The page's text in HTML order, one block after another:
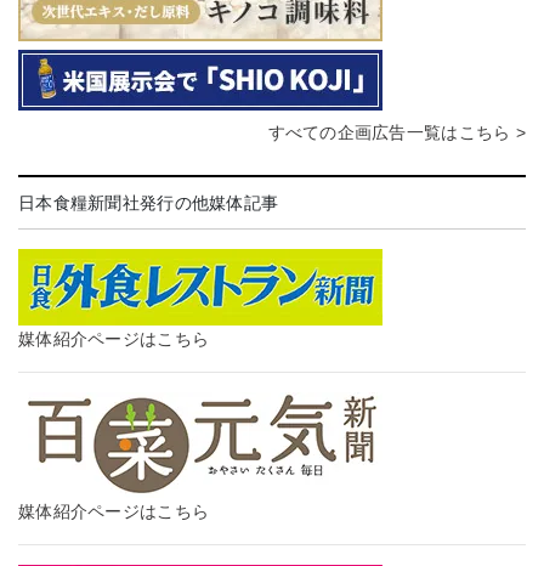
すべての企画広告一覧はこちら >
日本食糧新聞社発行の他媒体記事
媒体紹介ページはこちら
媒体紹介ページはこちら